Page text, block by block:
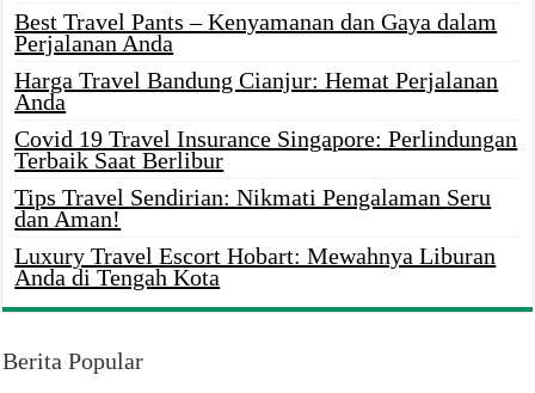
Best Travel Pants – Kenyamanan dan Gaya dalam
Perjalanan Anda
Harga Travel Bandung Cianjur: Hemat Perjalanan
Anda
Covid 19 Travel Insurance Singapore: Perlindungan
Terbaik Saat Berlibur
Tips Travel Sendirian: Nikmati Pengalaman Seru
dan Aman!
Luxury Travel Escort Hobart: Mewahnya Liburan
Anda di Tengah Kota
Berita Popular